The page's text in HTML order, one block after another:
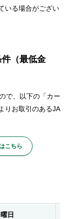
いる場合がござい
（最低金
で、以下の「カー
りお取引のあるJA
こちら
曜日